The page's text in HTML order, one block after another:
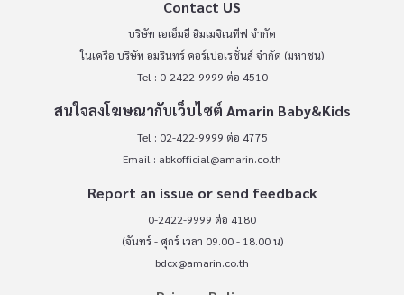
Contact US
บริษัท เอเอ็มอี อิมเมจิเนทีฟ จำกัด
ในเครือ บริษัท อมรินทร์ คอร์เปอเรชั่นส์ จำกัด (มหาชน)
Tel : 0-2422-9999 ต่อ 4510
สนใจลงโฆษณากับเว็บไซต์ Amarin Baby&Kids
Tel : 02-422-9999 ต่อ 4775
Email : abkofficial@amarin.co.th
Report an issue or send feedback
0-2422-9999 ต่อ 4180
(จันทร์ - ศุกร์ เวลา 09.00 - 18.00 น)
bdcx@amarin.co.th